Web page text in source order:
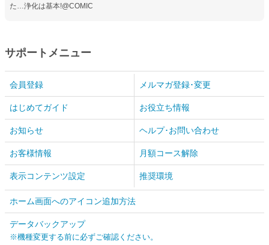
た…浄化は基本!@COMIC
サポートメニュー
会員登録 メルマガ登録･変更
はじめてガイド お役立ち情報
お知らせ ヘルプ･お問い合わせ
お客様情報 月額コース解除
表示コンテンツ設定 推奨環境
ホーム画面へのアイコン追加方法
データバックアップ
※機種変更する前に必ずご確認ください。